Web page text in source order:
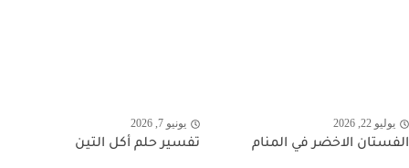
يوليو 22, 2026
الفستان الاخضر في المنام
يونيو 7, 2026
تفسير حلم أكل التين